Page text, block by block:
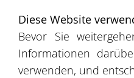
Diese Website
Bevor Sie
Informationen
verwenden, und